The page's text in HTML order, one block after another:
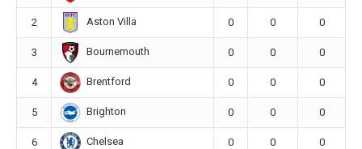
2 Aston Villa 0 0 0
3 Bournemouth 0 0 0
4 Brentford 0 0 0
5 Brighton 0 0 0
6 Chelsea 0 0 0